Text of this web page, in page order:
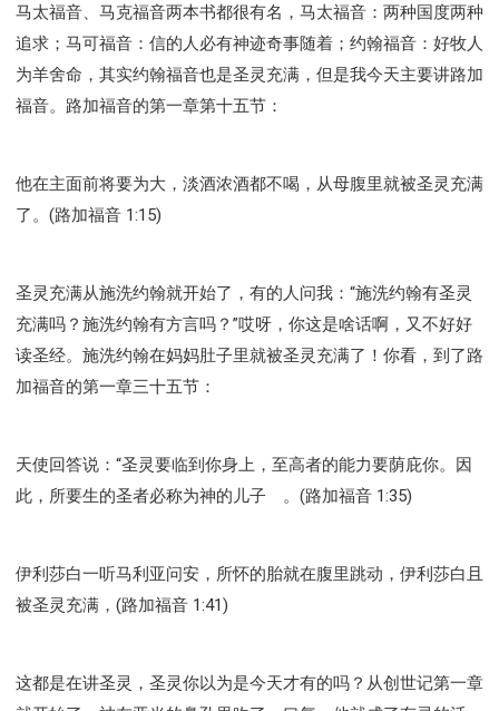
马太福音、马克福音两本书都很有名，马太福音：两种国度两种
追求；马可福音：信的人必有神迹奇事随着；约翰福音：好牧人
为羊舍命，其实约翰福音也是圣灵充满，但是我今天主要讲路加
福音。路加福音的第一章第十五节：
他在主面前将要为大，淡酒浓酒都不喝，从母腹里就被圣灵充满
了。(路加福音 1:15)
圣灵充满从施洗约翰就开始了，有的人问我：“施洗约翰有圣灵
充满吗？施洗约翰有方言吗？”哎呀，你这是啥话啊，又不好好
读圣经。施洗约翰在妈妈肚子里就被圣灵充满了！你看，到了路
加福音的第一章三十五节：
天使回答说：“圣灵要临到你身上，至高者的能力要荫庇你。因
此，所要生的圣者必称为神的儿子 。(路加福音 1:35)
伊利莎白一听马利亚问安，所怀的胎就在腹里跳动，伊利莎白且
被圣灵充满，(路加福音 1:41)
这都是在讲圣灵，圣灵你以为是今天才有的吗？从创世记第一章